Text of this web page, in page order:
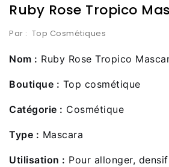
Ruby Rose Tropico
Par : Top Cosmétiques
Nom : Ruby Rose Tropico
Boutique : Top cosmétique
Catégorie : Cosmétique
Type : Mascara
Utilisation : Pour allonger,